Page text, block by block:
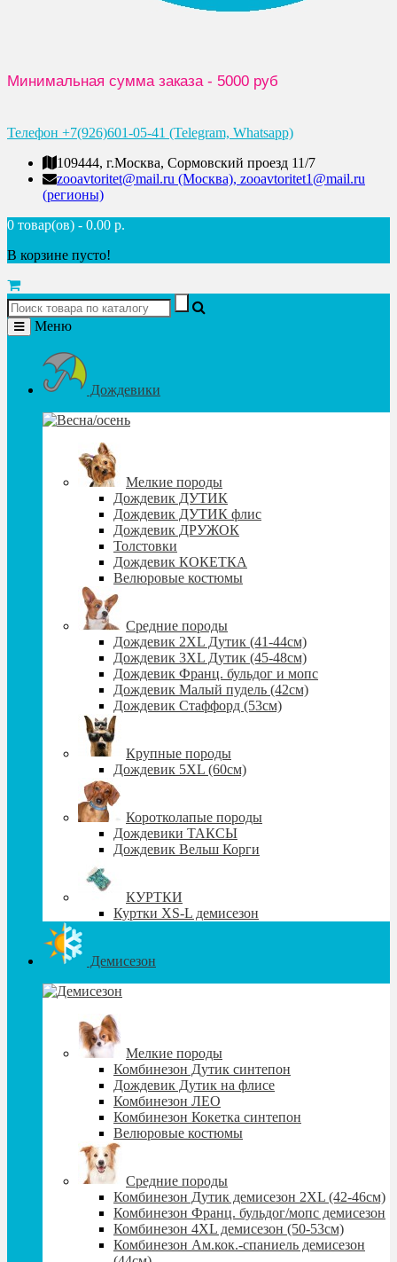
Минимальная сумма заказа - 5000 руб
Телефон +7(926)601-05-41 (Telegram, Whatsapp)
109444, г.Москва, Сормовский проезд 11/7
zooavtoritet@mail.ru (Москва), zooavtoritet1@mail.ru
(регионы)
0 товар(ов) - 0.00 р.
В корзине пусто!
Меню
Дождевики
Мелкие породы
Дождевик ДУТИК
Дождевик ДУТИК флис
Дождевик ДРУЖОК
Толстовки
Дождевик КОКЕТКА
Велюровые костюмы
Средние породы
Дождевик 2XL Дутик (41-44см)
Дождевик 3XL Дутик (45-48см)
Дождевик Франц. бульдог и мопс
Дождевик Малый пудель (42см)
Дождевик Стаффорд (53см)
Крупные породы
Дождевик 5XL (60см)
Коротколапые породы
Дождевики ТАКСЫ
Дождевик Вельш Корги
КУРТКИ
Куртки XS-L демисезон
Демисезон
Мелкие породы
Комбинезон Дутик синтепон
Дождевик Дутик на флисе
Комбинезон ЛЕО
Комбинезон Кокетка синтепон
Велюровые костюмы
Средние породы
Комбинезон Дутик демисезон 2XL (42-46см)
Комбинезон Франц. бульдог/мопс демисезон
Комбинезон 4XL демисезон (50-53см)
Комбинезон Ам.кок.-спаниель демисезон